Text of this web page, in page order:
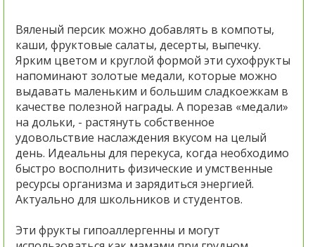
Вяленый персик можно добавлять в компоты,
каши, фруктовые салаты, десерты, выпечку.
Ярким цветом и круглой формой эти сухофрукты
напоминают золотые медали, которые можно
выдавать маленьким и большим сладкоежкам в
качестве полезной награды. А порезав «медали»
на дольки, - растянуть собственное
удовольствие наслаждения вкусом на целый
день. Идеальны для перекуса, когда необходимо
быстро восполнить физические и умственные
ресурсы организма и зарядиться энергией.
Актуально для школьников и студентов.
Эти фрукты гипоаллергенны и могут